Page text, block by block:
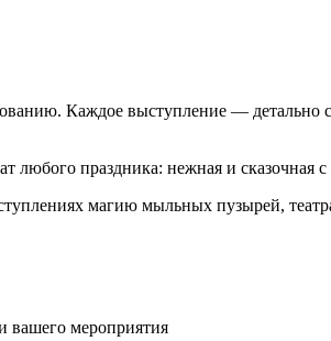
Каждое выступление —
любого праздника: нежная и сказочная
магию мыльных пузырей,
вашего мероприятия